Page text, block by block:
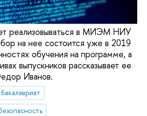
реализовываться в МИЭМ НИУ
на нее состоится уже в 2019
обучения на программе, а
выпускников рассказывает ее
Иванов.
бакалавриат